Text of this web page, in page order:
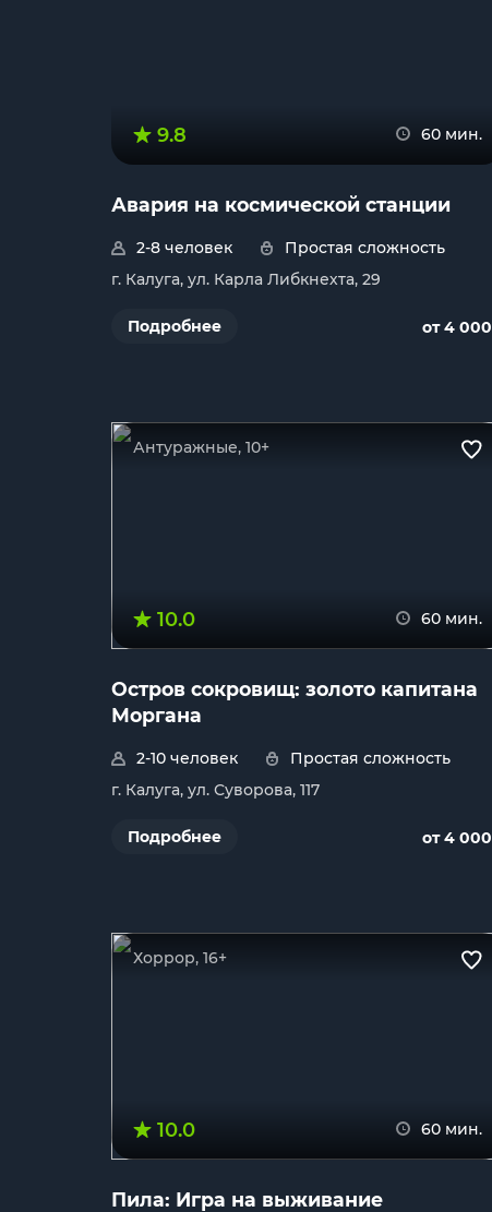
9.8 60 мин.
Авария на космической станции
2-8 человек
Простая сложность
г. Калуга, ул. Карла Либкнехта, 29
Подробнее от 4 000
Антуражные, 10+
10.0 60 мин.
Остров сокровищ: золото капитана
Моргана
2-10 человек
Простая сложность
г. Калуга, ул. Суворова, 117
Подробнее от 4 000
Хоррор, 16+
10.0 60 мин.
Пила: Игра на выживание